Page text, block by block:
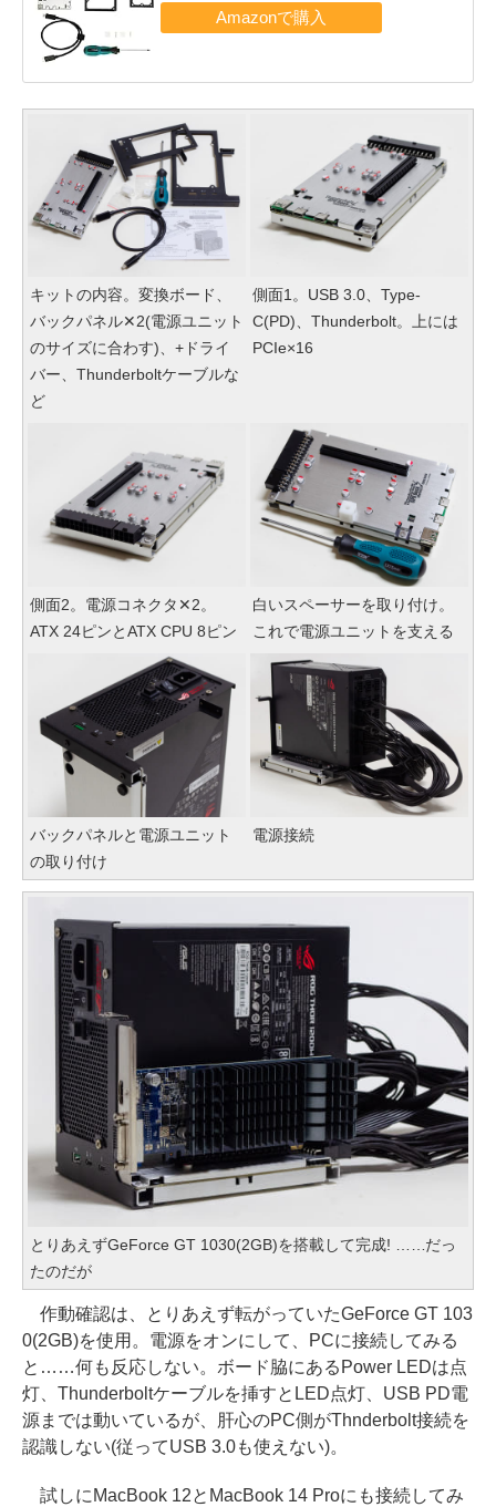
キットの内容。変換ボード、
バックパネル✕2(電源ユニット
のサイズに合わす)、+ドライ
バー、Thunderboltケーブルな
ど
側面1。USB 3.0、Type-
C(PD)、Thunderbolt。上には
PCIe×16
側面2。電源コネクタ✕2。
ATX 24ピンとATX CPU 8ピン
白いスペーサーを取り付け。
これで電源ユニットを支える
バックパネルと電源ユニット
の取り付け
電源接続
とりあえずGeForce GT 1030(2GB)を搭載して完成! ……だっ
たのだが
作動確認は、とりあえず転がっていたGeForce GT 103
0(2GB)を使用。電源をオンにして、PCに接続してみる
と……何も反応しない。ボード脇にあるPower LEDは点
灯、Thunderboltケーブルを挿すとLED点灯、USB PD電
源までは動いているが、肝心のPC側がThnderbolt接続を
認識しない(従ってUSB 3.0も使えない)。
試しにMacBook 12とMacBook 14 Proにも接続してみ